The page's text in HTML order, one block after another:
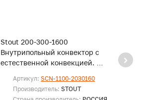
Stout 200-300-1600
Внутрипольный конвектор с
естественной конвекцией. С
Артикул:SCN-1100-2030160
Производитель:STOUT